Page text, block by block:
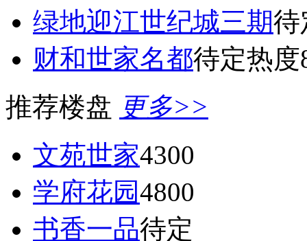
绿地迎江世纪城三期待
财和世家名都待定热度
推荐楼盘 更多>>
文苑世家4300
学府花园4800
书香一品待定